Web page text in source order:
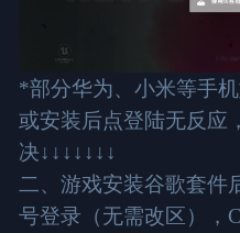
*部分华为、小米等手
或安装后点登陆无反应
决↓↓↓↓↓↓↓
二、游戏安装谷歌套件
号登录（无需改区），